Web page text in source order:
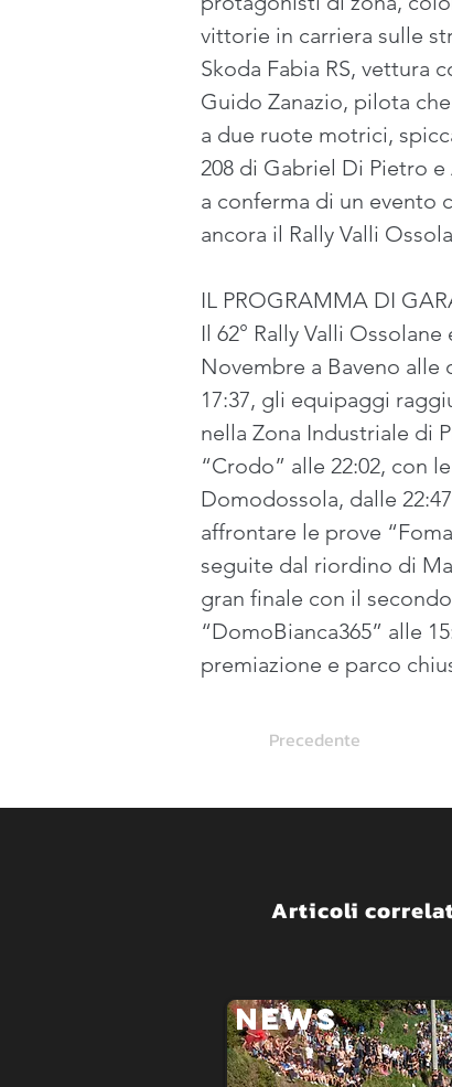
vittorie in carriera sulle
Skoda Fabia RS, vettura
Guido Zanazio, pilota
a due ruote motrici,
208 di Gabriel Di Pietro
a conferma di un evento
ancora il Rally Valli
IL PROGRAMMA DI
Il 62° Rally Valli
Novembre a Baveno alle
17:37, gli equipaggi
nella Zona Industriale di
“Crodo” alle 22:02, con
Domodossola, dalle
affrontare le prove
seguite dal riordino di
gran finale con il
“DomoBianca365” alle
premiazione e parco
Precedente
Articoli
NEWS